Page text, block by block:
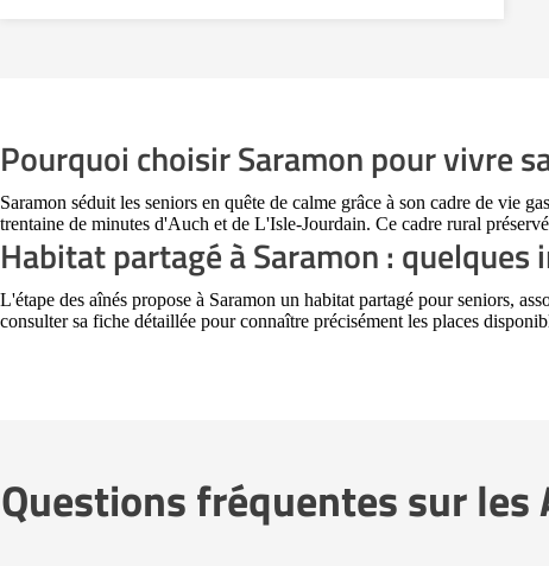
Pourquoi choisir Saramon pour vivre
Saramon séduit les seniors en quête de calme grâce à son cadre de vie
trentaine de minutes d'Auch et de L'Isle-Jourdain. Ce cadre rural
Habitat partagé à Saramon :
L'étape des aînés propose à Saramon un habitat partagé pour seniors,
consulter sa fiche détaillée pour connaître précisément les places
Questions fréquentes sur